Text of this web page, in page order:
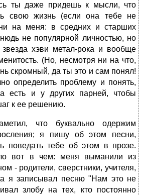
ты даже придешь к мысли, что
свою жизнь (если она тебе не
на меня: в средних и старших
не популярной личностью, но
хэви метал-рока и вообще
(Но, несмотря ни на что,
скромный, да ты это и сам понял!
определить проблему и понять,
есть и у других парней, чтобы
к ее решению.
что буквально одержим
я пишу об этом песни,
поведать тебе об этом в прозе.
вот в чем: меня выманили из
- родители, сверстники, учителя,
я записывал песню "Нам это не
злобу на тех, кто постоянно